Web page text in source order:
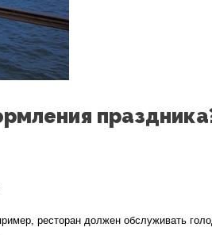
ресторан должен обслуживать